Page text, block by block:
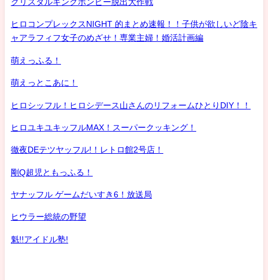
クリスタルキングボンビー脱出大作戦
ヒロコンプレックスNIGHT 的まとめ速報！！子供が欲しいど陰キ
ャアラフィフ女子のめざせ！専業主婦！婚活計画編
萌えっふる！
萌えっとこあに！
ヒロシッフル！ヒロシデース山さんのリフォームひとりDIY！！
ヒロユキユキッフルMAX！スーパークッキング！
徹夜DEテツヤッフル!！レトロ館2号店！
剛Q超児ともっふる！
ヤナッフル ゲームだいすき6！放送局
ヒウラー総統の野望
魁!!アイドル塾!